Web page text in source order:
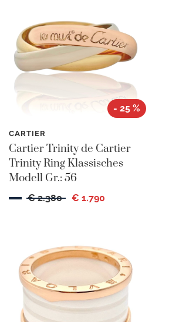
- 25 %
CARTIER
Cartier Trinity de Cartier
Trinity Ring Klassisches
Modell Gr.: 56
€ 2.380 € 1.790